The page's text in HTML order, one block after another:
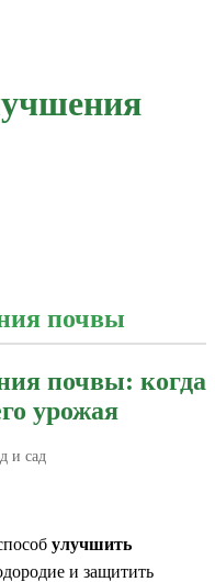
почвы
почвы: когда
урожая
и сад
улучшить
и защитить